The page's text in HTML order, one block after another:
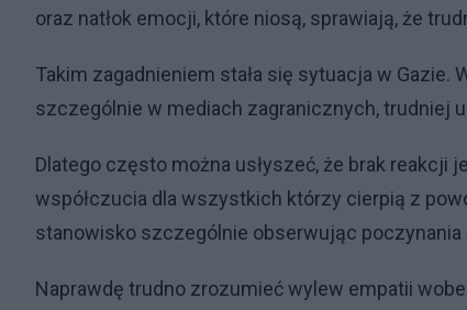
oraz natłok emocji, które niosą, sprawiają, że
Takim zagadnieniem stała się sytuacja w
szczególnie w mediach zagranicznych, trudniej
Dlatego często można usłyszeć, że brak
współczucia dla wszystkich którzy cierpią z
stanowisko szczególnie obserwując
Naprawdę trudno zrozumieć wylew empatii